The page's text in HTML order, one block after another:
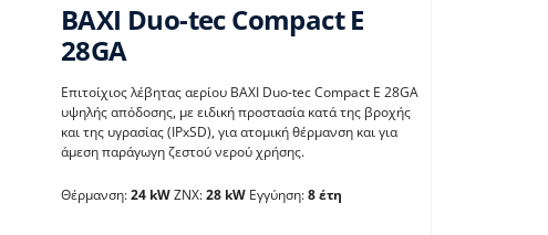
BAXI Duo-tec Compact
E 28GA
Λέβητες με άμεση παραγωγή ΖΝX
BAXI Duo-tec Compact E
28GA
Επιτοίχιος λέβητας αερίου BAXI Duo-tec Compact E 28GA
υψηλής απόδοσης, με ειδική προστασία κατά της βροχής
και της υγρασίας (IPxSD), για ατομική θέρμανση και για
άμεση παράγωγη ζεστού νερού χρήσης.
Θέρμανση:24 kWΖΝΧ:28 kWΕγγύηση:8 έτη